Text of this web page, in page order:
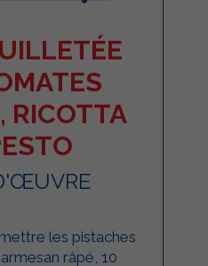
RICOTTA
les pistaches
râpé, 10